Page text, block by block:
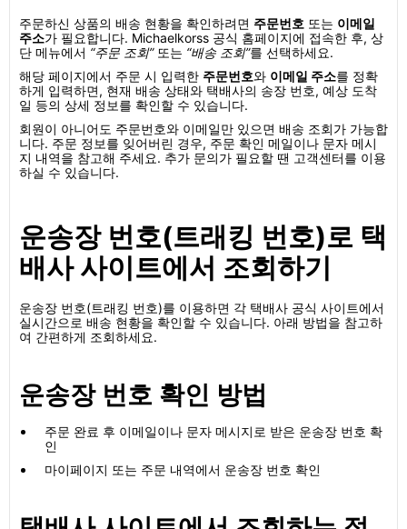
주문하신 상품의 배송 현황을 확인하려면 주문번호 또는 이메일
주소가 필요합니다. Michaelkorss 공식 홈페이지에 접속한 후, 상
단 메뉴에서 “주문 조회”또는 “배송 조회”를 선택하세요.
해당 페이지에서 주문 시 입력한 주문번호와 이메일 주소를 정확
하게 입력하면, 현재 배송 상태와 택배사의 송장 번호, 예상 도착
일 등의 상세 정보를 확인할 수 있습니다.
회원이 아니어도 주문번호와 이메일만 있으면 배송 조회가 가능합
니다. 주문 정보를 잊어버린 경우, 주문 확인 메일이나 문자 메시
지 내역을 참고해 주세요. 추가 문의가 필요할 땐 고객센터를 이용
하실 수 있습니다.
운송장 번호(트래킹 번호)로 택
배사 사이트에서 조회하기
운송장 번호(트래킹 번호)를 이용하면 각 택배사 공식 사이트에서
실시간으로 배송 현황을 확인할 수 있습니다. 아래 방법을 참고하
여 간편하게 조회하세요.
운송장 번호 확인 방법
주문 완료 후 이메일이나 문자 메시지로 받은 운송장 번호 확
인
마이페이지 또는 주문 내역에서 운송장 번호 확인